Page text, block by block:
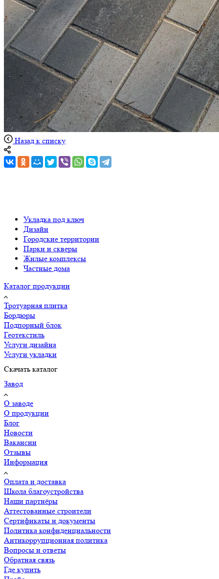
Назад к списку
Укладка под ключ
Дизайн
Городские территории
Парки и скверы
Жилые комплексы
Частные дома
Каталог продукции
Тротуарная плитка
Бордюры
Подпорный блок
Геотекстиль
Услуги дизайна
Услуги укладки
Скачать каталог
Завод
О заводе
О продукции
Блог
Новости
Вакансии
Отзывы
Информация
Оплата и доставка
Школа благоустройства
Наши партнёры
Аттестованные строители
Сертификаты и документы
Политика конфиденциальности
Антикоррупционная политика
Вопросы и ответы
Обратная связь
Где купить